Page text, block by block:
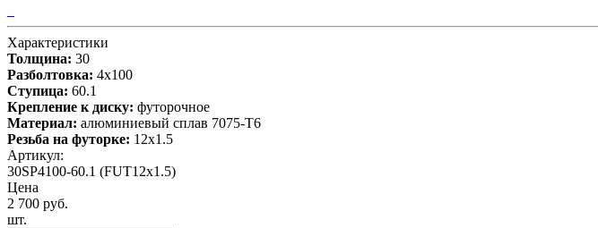
Характеристики
Толщина: 30
Разболтовка: 4x100
Ступица: 60.1
Крепление к диску: футорочное
Материал: алюминиевый сплав 7075-T6
Резьба на футорке: 12x1.5
Артикул:
30SP4100-60.1 (FUT12x1.5)
Цена
2 700 руб.
шт.